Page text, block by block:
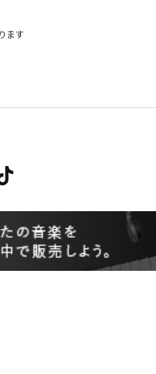
ます